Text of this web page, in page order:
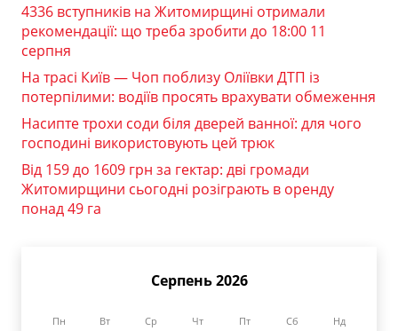
4336 вступників на Житомирщині отримали
рекомендації: що треба зробити до 18:00 11
серпня
На трасі Київ — Чоп поблизу Оліївки ДТП із
потерпілими: водіїв просять врахувати обмеження
Насипте трохи соди біля дверей ванної: для чого
господині використовують цей трюк
Від 159 до 1609 грн за гектар: дві громади
Житомирщини сьогодні розіграють в оренду
понад 49 га
Серпень 2026
Пн Вт Ср Чт Пт Сб Нд